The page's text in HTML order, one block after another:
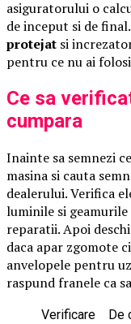
asiguratorului o
de inceput si de
protejat si
pentru ce nu ai
Ce sa
cumpara
Inainte sa semnezi
masina si cauta
dealerului. Verifica
luminile si
reparatii. Apoi
daca apar zgomote
anvelopele pentru
raspund franele ca
Verificare
De